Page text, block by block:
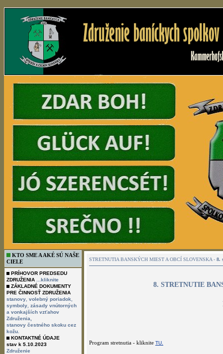
KTO SME A AKÉ SÚ NAŠE
CIELE
PRÍHOVOR PREDSEDU
ZDRUŽENIA
...kliknite
ZÁKLADNÉ DOKUMENTY
PRE ČINNOSŤ ZDRUŽENIA
stanovy volebný poriadok
symboly zásady vnútorných
a vonkajších vzťahov
Združenia,
stanovy čestného skoku cez
kožu.
KONTAKTNÉ ÚDAJE
stav k 5.10.2023
Združenie
STRETNUTIA BANSKÝCH MIEST A OBCÍ SLOVENSKA - 8.
8. STRETNUTIE